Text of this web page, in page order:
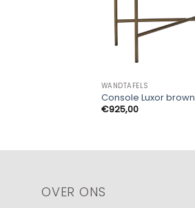
WANDTAFELS
Console Luxor brown
€925,00
OVER ONS